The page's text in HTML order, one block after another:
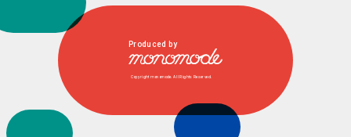
Produced by
Copyright monomode. All Rights Reserved.